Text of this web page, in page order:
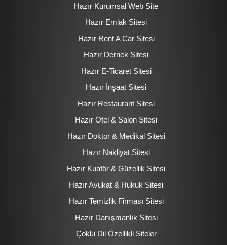
Hazır Kurumsal Web Site
Hazır Emlak Sitesi
Hazır Rent A Car Sitesi
Hazır Dernek Sitesi
Hazır E-Ticaret Sitesi
Hazır İnşaat Sitesi
Hazır Restaurant Sitesi
Hazır Otel & Salon Sitesi
Hazır Doktor & Medikal Sitesi
Hazır Nakliyat Sitesi
Hazır Kuaför & Güzellik Sitesi
Hazır Avukat & Hukuk Sitesi
Hazır Temizlik Firması Sitesi
Hazır Danışmanlık Sitesi
Çoklu Dil Özellikli Siteler